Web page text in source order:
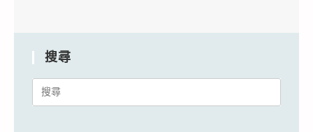
搜尋
Search